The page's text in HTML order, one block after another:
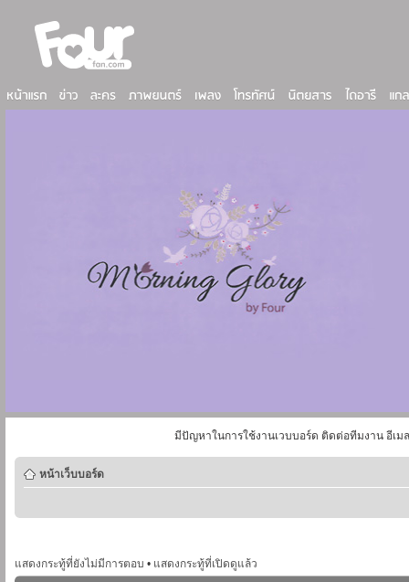
มีปัญหาในการใช้งานเวบบอร์ด ติดต่อทีมงาน อีเม
หน้าเว็บบอร์ด
แสดงกระทู้ที่ยังไม่มีการตอบ • แสดงกระทู้ที่เปิดดูแล้ว